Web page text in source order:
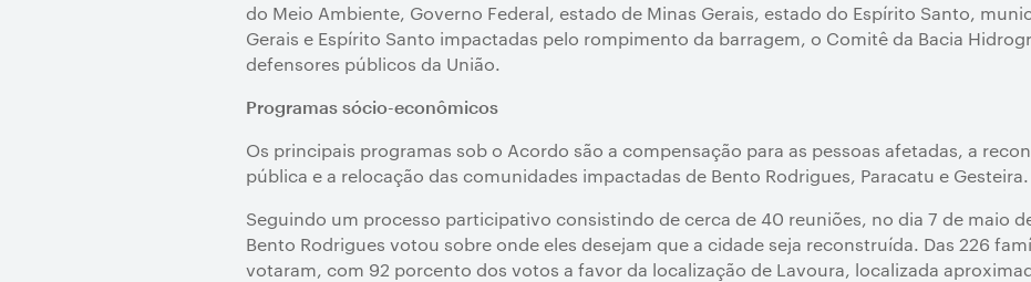
do Meio Ambiente, Governo Federal, estado de Minas Gerais, estado do Espírito Santo,
Gerais e Espírito Santo impactadas pelo rompimento da barragem, o Comitê da Bacia
defensores públicos da União.
Programas sócio-econômicos
Os principais programas sob o Acordo são a compensação para as pessoas afetadas, a
pública e a relocação das comunidades impactadas de Bento Rodrigues, Paracatu e Gesteira.
Seguindo um processo participativo consistindo de cerca de 40 reuniões, no dia 7 de maio
Bento Rodrigues votou sobre onde eles desejam que a cidade seja reconstruída. Das 226
votaram, com 92 porcento dos votos a favor da localização de Lavoura, localizada